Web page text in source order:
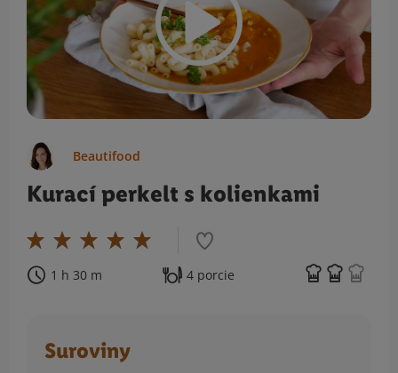
Beautifood
Kurací perkelt s kolienkami
1 h 30 m 4 porcie
Suroviny